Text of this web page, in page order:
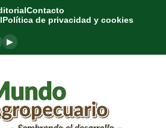
Contacto
Política de privacidad y cookies
▶